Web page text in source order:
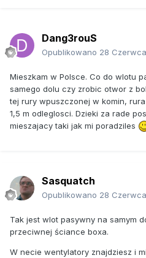
Dang3rouS
Opublikowano 28
Mieszkam w Polsce. Co do wlotu
samego dolu czy zrobic otwor z
tej rury wpuszczonej w komin,
1,5 m odleglosci. Dzieki za rade
mieszajacy taki jak mi poradziles
Sasquatch
Opublikowano 28
Tak jest wlot pasywny na samym
przeciwnej ściance boxa.
W necie wentylatory znajdziesz i